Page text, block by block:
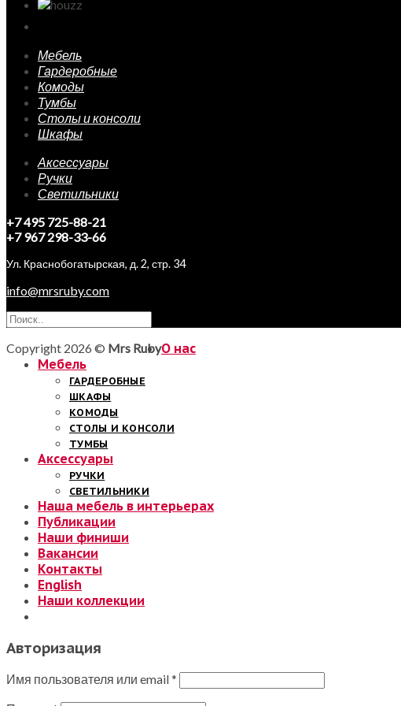
Мебель
Гардеробные
Комоды
Тумбы
Столы и консоли
Шкафы
Аксессуары
Ручки
Светильники
+7 495 725-88-21
+7 967 298-33-66
Ул. Краснобогатырская, д. 2, стр. 34
info@mrsruby.com
Copyright 2026 © Mrs RubyО нас
Мебель
ГАРДЕРОБНЫЕ
ШКАФЫ
КОМОДЫ
СТОЛЫ И КОНСОЛИ
ТУМБЫ
Аксессуары
РУЧКИ
СВЕТИЛЬНИКИ
Наша мебель в интерьерах
Публикации
Наши финиши
Вакансии
Контакты
English
Наши коллекции
Авторизация
Имя пользователя или email*